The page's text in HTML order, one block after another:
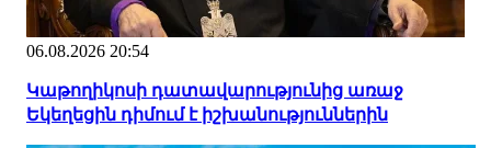
06.08.2026 20:54
Կաթողիկոսի դատավարությունից առաջ
Եկեղեցին դիմում է իշխանություններին